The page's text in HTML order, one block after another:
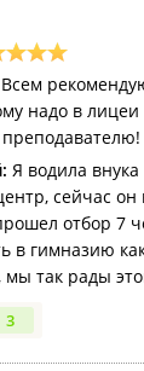
Всем
надо в
преподавателю!
Я водила внука
сейчас он
отбор 7
в гимназию
мы так рады
3